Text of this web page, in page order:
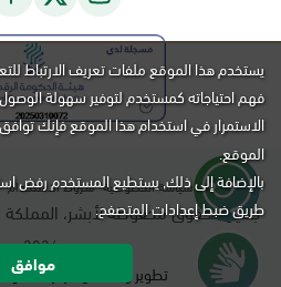
سياسة الخصوصية شروط الاستخدام
جميع الحقوق محفوظة لأبشر، المملكة
2026م.
تطوير و تشغيل مركز
يستخدم هذا الموقع ملفات تعريف الارتباط
فهم احتياجاته كمستخدم لتوفير سهولة
الاستمرار في استخدام هذا الموقع فإنك
الموقع.
بالإضافة إلى ذلك, يستطيع المستخدم رفض
طريق ضبط إعدادات المتصفح.
موافق